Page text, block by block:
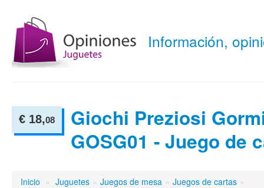
Información,
€ 18,08
Giochi Preziosi
GOSG01 - Juego de
Inicio » Juguetes » Juegos de mesa » Juegos de cartas »